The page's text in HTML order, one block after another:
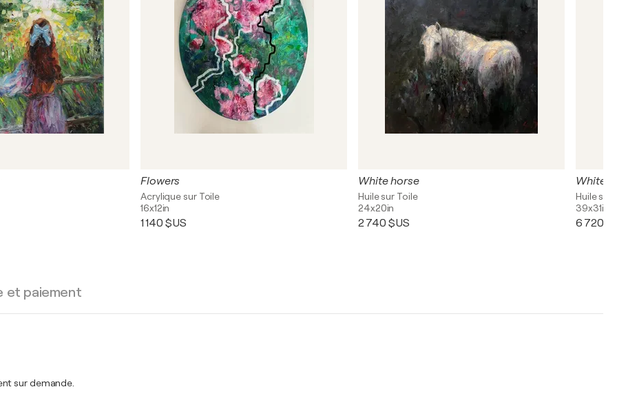
Flowers
Acrylique sur Toile
16x12in
1 140 $US
White horse
Huile sur Toile
24x20in
2 740 $US
White
Huile sur
39x31in
6 720
et paiement
sur demande.